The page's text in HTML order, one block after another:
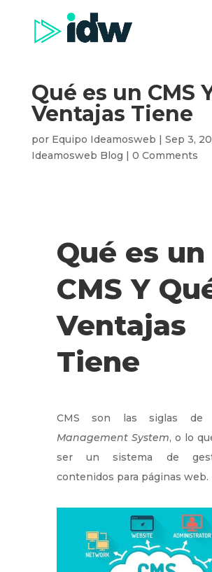
Qué es un CMS
Ventajas Tiene
por Equipo Ideamosweb | Sep 3,
Ideamosweb Blog | 0 Comments
Qué es un
CMS Y
Ventajas
Tiene
CMS son las siglas de
Management System, o lo
ser un sistema de
contenidos para páginas web.